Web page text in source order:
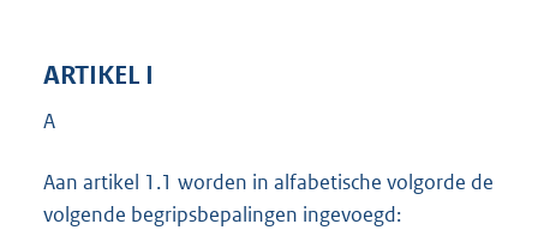
ARTIKEL I
A
Aan artikel 1.1 worden in alfabetische volgorde de
volgende begripsbepalingen ingevoegd: